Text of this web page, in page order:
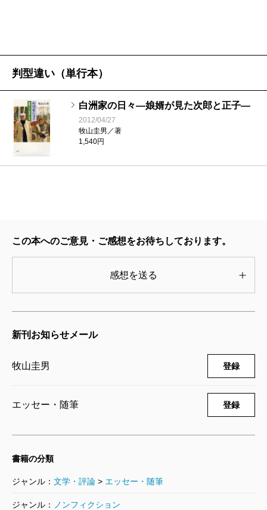
判型違い（単行本）
白洲家の日々―娘婿が見た次郎と正子―
2012/04/27
牧山圭男／著
1,540円
この本へのご意見・ご感想をお待ちしております。
感想を送る
新刊お知らせメール
牧山圭男 登録
エッセー・随筆 登録
書籍の分類
ジャンル： 文学・評論 > エッセー・随筆
ジャンル： ノンフィクション